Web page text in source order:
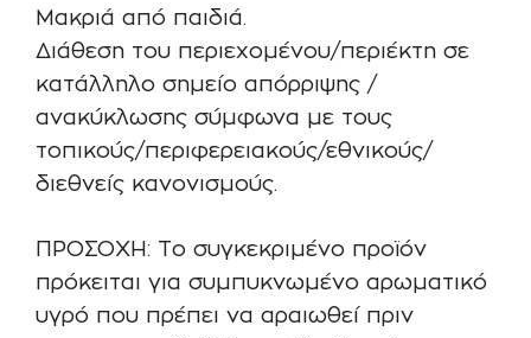
Μακριά από παιδιά.
Διάθεση του περιεχομένου/περιέκτη σε
κατάλληλο σημείο απόρριψης /
ανακύκλωσης σύμφωνα με τους
τοπικούς/περιφερειακούς/εθνικούς/
διεθνείς κανονισμούς.
ΠΡΟΣΟΧΗ: Το συγκεκριμένο προϊόν
πρόκειται για συμπυκνωμένο αρωματικό
υγρό που πρέπει να αραιωθεί πριν